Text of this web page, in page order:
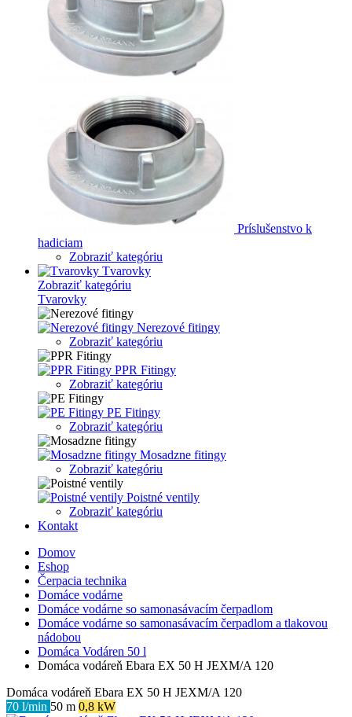
Príslušenstvo k
hadiciam
Zobraziť kategóriu
Tvarovky
Zobraziť kategóriu
Tvarovky
Nerezové fitingy
Zobraziť kategóriu
PPR Fitingy
Zobraziť kategóriu
PE Fitingy
Zobraziť kategóriu
Mosadzne fitingy
Zobraziť kategóriu
Poistné ventily
Zobraziť kategóriu
Kontakt
Domov
Eshop
Čerpacia technika
Domáce vodárne
Domáce vodárne so samonasávacím čerpadlom
Domáce vodárne so samonasávacím čerpadlom a tlakovou
nádobou
Domáca Vodáren 50 l
Domáca vodáreň Ebara EX 50 H JEXM/A 120
Domáca vodáreň Ebara EX 50 H JEXM/A 120
70 l/min 50 m 0,8 kW